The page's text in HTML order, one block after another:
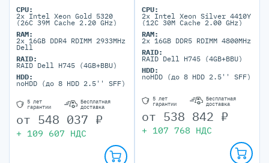
CPU:
2x Intel Xeon Gold 5320
(26C 39M Cache 2.20 GHz)
RAM:
2x 16GB DDR4 RDIMM 2933MHz
Dell
RAID:
RAID Dell H745 (4GB+BBU)
HDD:
noHDD (до 8 HDD 2.5'' SFF)
5 лет
гарантии
Бесплатная
доставка
от 548 037 ₽
+ 109 607 НДС
CPU:
2x Intel Xeon Silver 4410Y
(12C 30M Cache 2.00 GHz)
RAM:
2x 16GB DDR5 RDIMM 4800MHz
RAID:
RAID Dell H745 (4GB+BBU)
HDD:
noHDD (до 8 HDD 2.5'' SFF)
5 лет
гарантии
Бесплатная
доставка
от 538 842 ₽
+ 107 768 НДС